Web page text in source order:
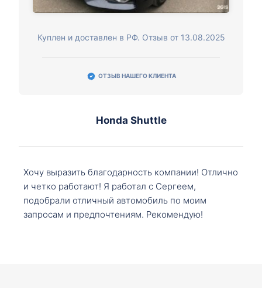
Куплен и доставлен в РФ. Отзыв от 13.08.2025
ОТЗЫВ НАШЕГО КЛИЕНТА
Honda Shuttle
Хочу выразить благодарность компании! Отлично
и четко работают! Я работал с Сергеем,
подобрали отличный автомобиль по моим
запросам и предпочтениям. Рекомендую!